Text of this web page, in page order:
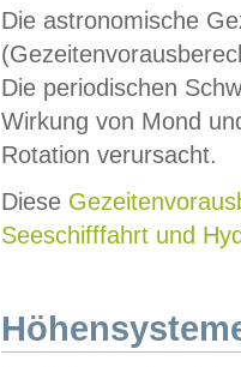
Die astronomische
Die periodischen
Wirkung von Mond
Rotation verursacht.
Diese
Seeschifffahrt und